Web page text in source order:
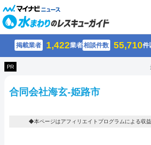
掲載業者 1,422業者相談件数 55,710件
PR
合同会社海玄-姫路市
◆本ページはアフィリエイトプログラムによる収益